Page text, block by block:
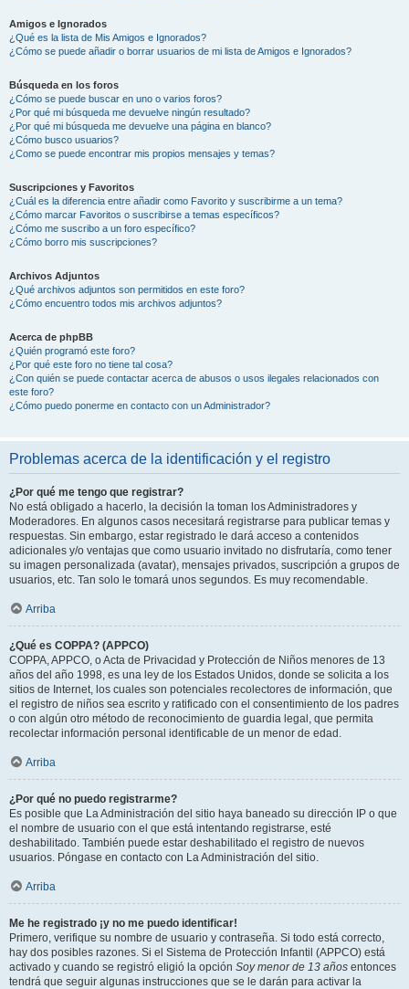
Amigos e Ignorados
¿Qué es la lista de Mis Amigos e Ignorados?
¿Cómo se puede añadir o borrar usuarios de mi lista de Amigos e Ignorados?
Búsqueda en los foros
¿Cómo se puede buscar en uno o varios foros?
¿Por qué mi búsqueda me devuelve ningún resultado?
¿Por qué mi búsqueda me devuelve una página en blanco?
¿Cómo busco usuarios?
¿Como se puede encontrar mis propios mensajes y temas?
Suscripciones y Favoritos
¿Cuál es la diferencia entre añadir como Favorito y suscribirme a un tema?
¿Cómo marcar Favoritos o suscribirse a temas específicos?
¿Cómo me suscribo a un foro específico?
¿Cómo borro mis suscripciones?
Archivos Adjuntos
¿Qué archivos adjuntos son permitidos en este foro?
¿Cómo encuentro todos mis archivos adjuntos?
Acerca de phpBB
¿Quién programó este foro?
¿Por qué este foro no tiene tal cosa?
¿Con quién se puede contactar acerca de abusos o usos ilegales relacionados con
este foro?
¿Cómo puedo ponerme en contacto con un Administrador?
Problemas acerca de la identificación y el registro
¿Por qué me tengo que registrar?
No está obligado a hacerlo, la decisión la toman los Administradores y
Moderadores. En algunos casos necesitará registrarse para publicar temas y
respuestas. Sin embargo, estar registrado le dará acceso a contenidos
adicionales y/o ventajas que como usuario invitado no disfrutaría, como tener
su imagen personalizada (avatar), mensajes privados, suscripción a grupos de
usuarios, etc. Tan solo le tomará unos segundos. Es muy recomendable.
Arriba
¿Qué es COPPA? (APPCO)
COPPA, APPCO, o Acta de Privacidad y Protección de Niños menores de 13
años del año 1998, es una ley de los Estados Unidos, donde se solicita a los
sitios de Internet, los cuales son potenciales recolectores de información, que
el registro de niños sea escrito y ratificado con el consentimiento de los padres
o con algún otro método de reconocimiento de guardia legal, que permita
recolectar información personal identificable de un menor de edad.
Arriba
¿Por qué no puedo registrarme?
Es posible que La Administración del sitio haya baneado su dirección IP o que
el nombre de usuario con el que está intentando registrarse, esté
deshabilitado. También puede estar deshabilitado el registro de nuevos
usuarios. Póngase en contacto con La Administración del sitio.
Arriba
Me he registrado ¡y no me puedo identificar!
Primero, verifique su nombre de usuario y contraseña. Si todo está correcto,
hay dos posibles razones. Si el Sistema de Protección Infantil (APPCO) está
activado y cuando se registró eligió la opción Soy menor de 13 años entonces
tendrá que seguir algunas instrucciones que se le darán para activar la